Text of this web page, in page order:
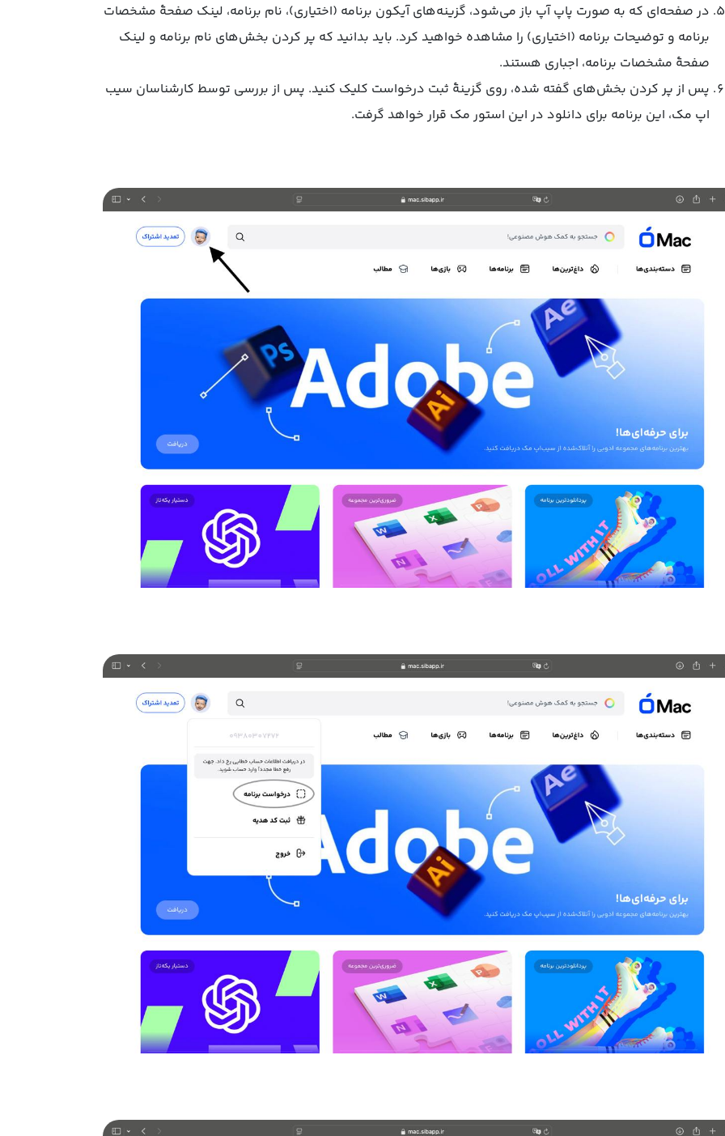
در صفحه‌ای که به صورت پاپ آپ باز می‌شود، گزینه‌های آیکون برنامه (اختیاری)، نام برنامه، لینک صفحۀ مشخصات
برنامه و توضیحات برنامه (اختیاری) را مشاهده خواهید کرد. باید بدانید که پر کردن بخش‌های نام برنامه و لینک
صفحۀ مشخصات برنامه، اجباری هستند.
پس از پر کردن بخش‌های گفته شده، روی گزینۀ ثبت درخواست کلیک کنید. پس از بررسی توسط کارشناسان سیب
اپ مک، این برنامه برای دانلود در این استور مک قرار خواهد گرفت.